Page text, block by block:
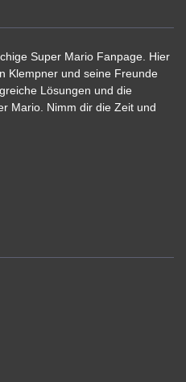
Super Mario Fanpage. Hier
Klempner und seine Freunde
Lösungen und die
Mario. Nimm dir die Zeit und